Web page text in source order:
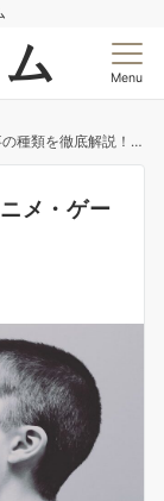
Menu
解説！アニメ・ゲーム・吹き替えまで
メ・ゲー